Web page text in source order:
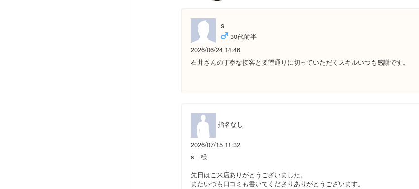
s
30代前半
2026/06/24 14:46
石井さんの丁寧な接客と要望通りに切っていただくスキルいつも感謝です。
指名なし
2026/07/15 11:32
s 様
先日はご来店ありがとうございました。
またいつも口コミも書いてくださりありがとうございます。